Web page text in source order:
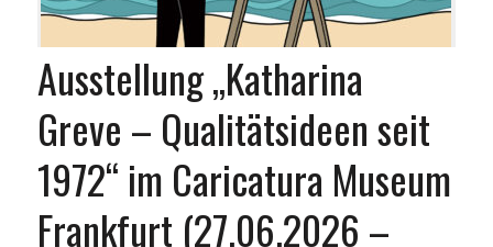
Ausstellung „Katharina
Greve – Qualitätsideen seit
1972“ im Caricatura Museum
Frankfurt (27.06.2026 –